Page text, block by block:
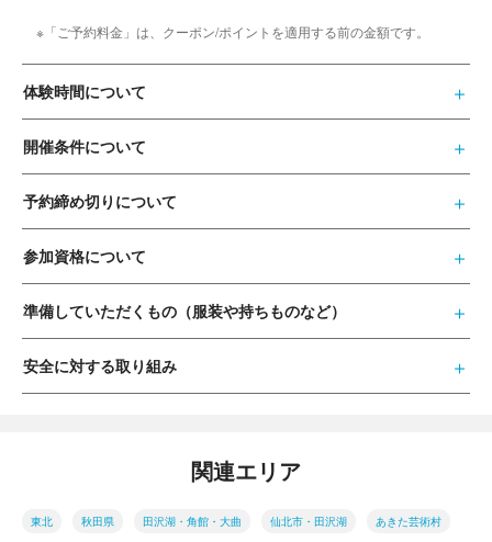
※「ご予約料金」は、クーポン/ポイントを適用する前の金額です。
体験時間について
開催条件について
予約締め切りについて
参加資格について
準備していただくもの（服装や持ちものなど）
安全に対する取り組み
関連エリア
東北 秋田県 田沢湖・角館・大曲 仙北市・田沢湖 あきた芸術村